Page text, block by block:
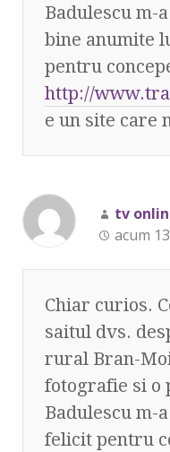
Badulescu m-
bine anumite
pentru
http://
e un site care
tv
acum
Chiar curios.
saitul dvs.
rural Bran-
fotografie si o
Badulescu m-
felicit pentru